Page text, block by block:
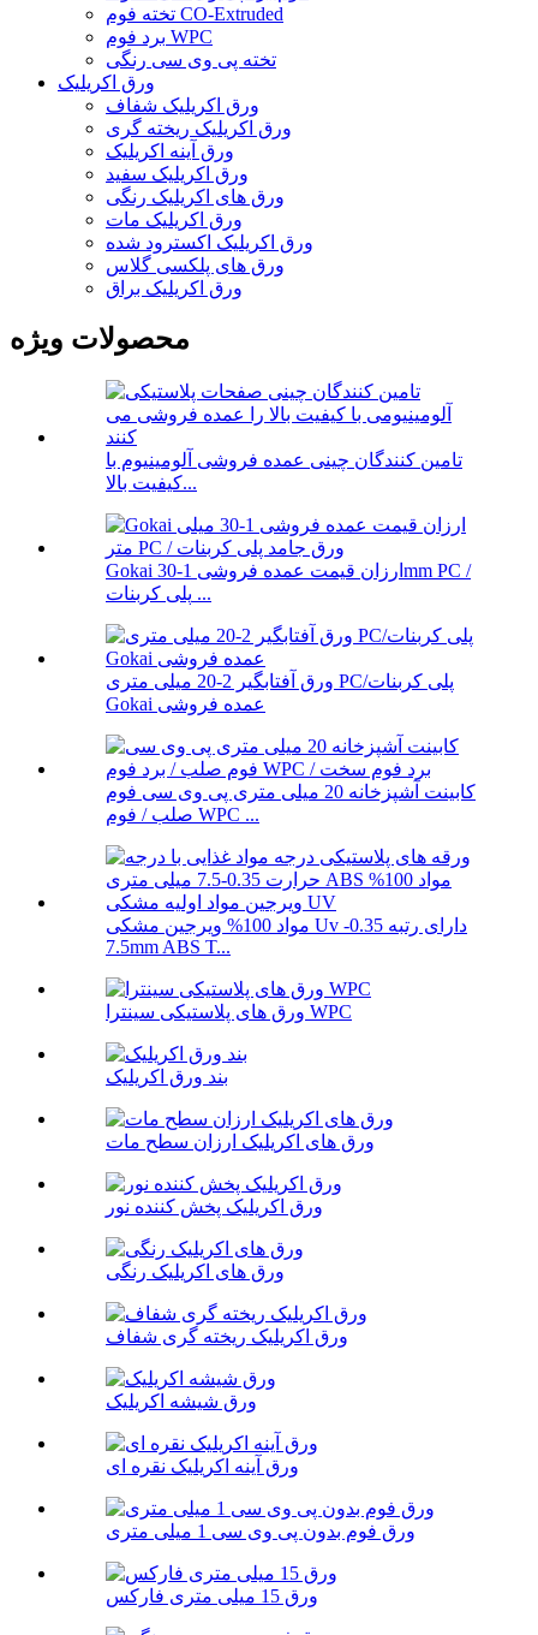
تخته فوم CO-Extruded
برد فوم WPC
تخته پی وی سی رنگی
ورق اکریلیک
ورق اکریلیک شفاف
ورق اکریلیک ریخته گری
ورق آینه اکریلیک
ورق اکریلیک سفید
ورق های اکریلیک رنگی
ورق اکریلیک مات
ورق اکریلیک اکسترود شده
ورق های پلکسی گلاس
ورق اکریلیک براق
محصولات ویژه
تامین کنندگان چینی عمده فروشی آلومینیوم با
کیفیت بالا...
Gokai ارزان قیمت عمده فروشی 1-30mm PC /
پلی کربنات ...
ورق آفتابگیر 2-20 میلی متری PC/پلی کربنات
Gokai عمده فروشی
کابینت آشپزخانه 20 میلی متری پی وی سی فوم
صلب / فوم WPC ...
مواد 100% ویرجین مشکی Uv دارای رتبه 0.35-
7.5mm ABS T...
ورق های پلاستیکی سینترا WPC
بند ورق اکریلیک
ورق های اکریلیک ارزان سطح مات
ورق اکریلیک پخش کننده نور
ورق های اکریلیک رنگی
ورق اکریلیک ریخته گری شفاف
ورق شیشه اکریلیک
ورق آینه اکریلیک نقره ای
ورق فوم بدون پی وی سی 1 میلی متری
ورق 15 میلی متری فارکس